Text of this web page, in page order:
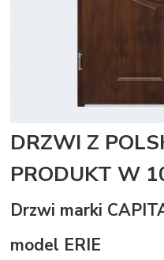
DRZWI Z
PRODUKT W
Drzwi marki
model ERIE